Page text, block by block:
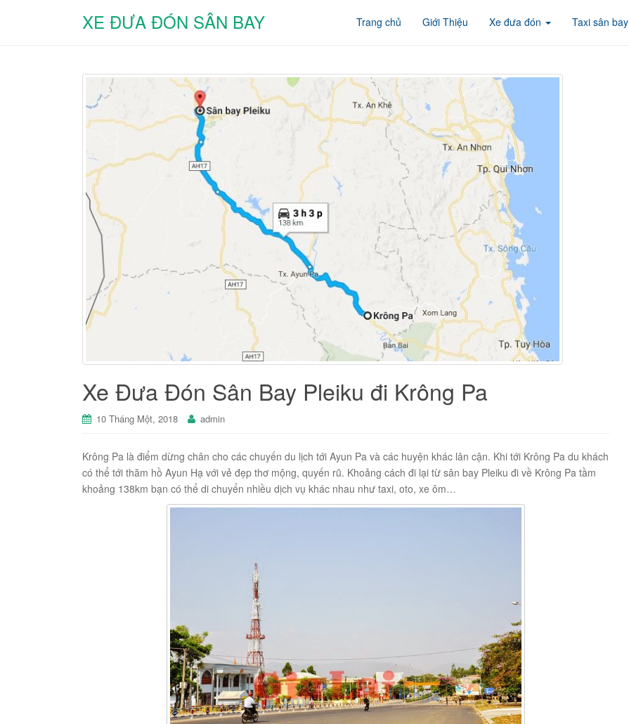
XE ĐƯA ĐÓN SÂN BAY Trang chủ Giới Thiệu Xe đưa đón Taxi sân bay
Xe Đưa Đón Sân Bay Pleiku đi Krông Pa
10 Tháng Một, 2018 admin
Krông Pa là điểm dừng chân cho các chuyến du lịch tới Ayun Pa và các huyện khác lân cận. Khi tới Krông Pa du khách
có thể tới thăm hồ Ayun Hạ với vẻ đẹp thơ mộng, quyến rũ. Khoảng cách đi lại từ sân bay Pleiku đi về Krông Pa tầm
khoảng 138km bạn có thể di chuyển nhiều dịch vụ khác nhau như taxi, oto, xe ôm…